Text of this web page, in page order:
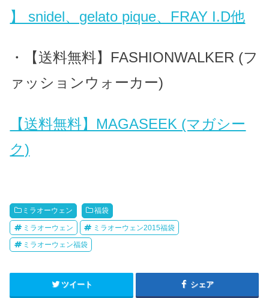
】 snidel、gelato pique、FRAY I.D他
・【送料無料】FASHIONWALKER (フ
ァッションウォーカー)
【送料無料】MAGASEEK (マガシー
ク)
ミラオーウェン 福袋
ミラオーウェン ミラオーウェン2015福袋
ミラオーウェン福袋
ツイート シェア